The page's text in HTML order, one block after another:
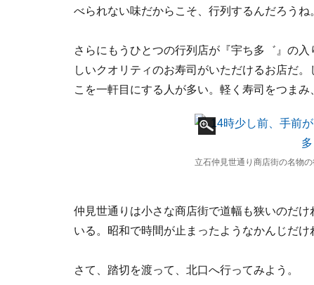
べられない味だからこそ、行列するんだろうね
さらにもうひとつの行列店が『宇ち多゛』の
しいクオリティのお寿司がいただけるお店だ
こを一軒目にする人が多い。軽く寿司をつま
立石仲見世通り商店街の名物の
仲見世通りは小さな商店街で道幅も狭いのだ
いる。昭和で時間が止まったようなかんじだけ
さて、踏切を渡って、北口へ行ってみよう。